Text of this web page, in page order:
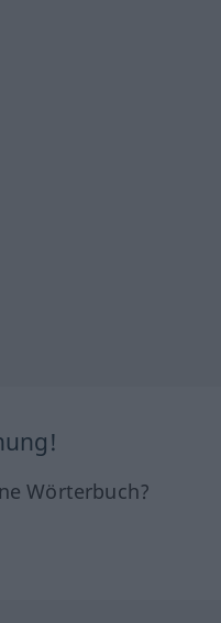
Wörterbuch?